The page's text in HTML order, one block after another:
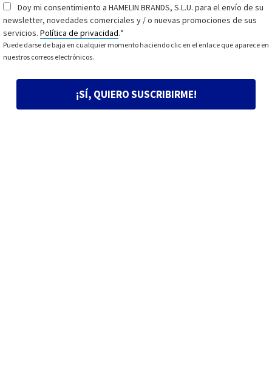
Consentimiento*
Doy mi consentimiento a HAMELIN BRANDS, S.L.U. para el envío de su
newsletter, novedades comerciales y / o nuevas promociones de sus
servicios. Política de privacidad.*
Puede darse de baja en cualquier momento haciendo clic en el enlace que aparece en
nuestros correos electrónicos.